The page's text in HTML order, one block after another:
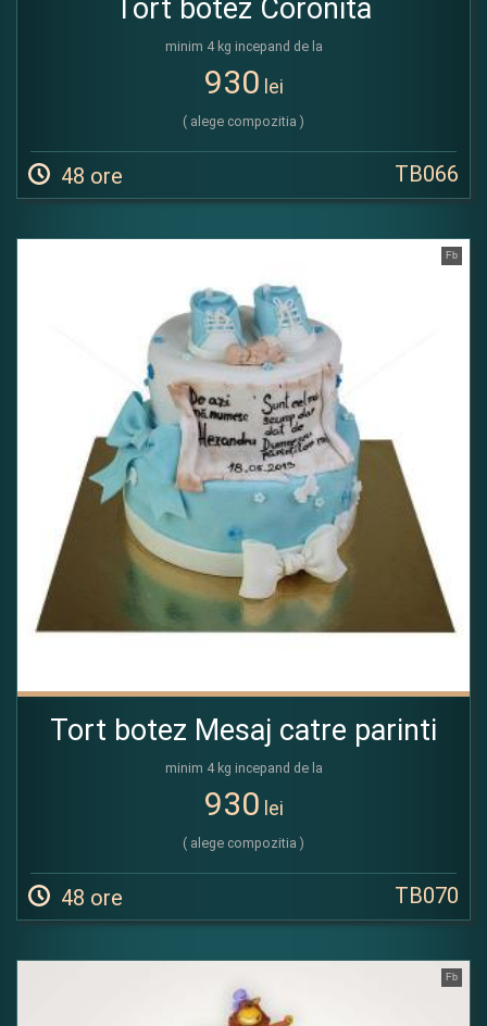
Tort botez Coronita
minim 4 kg incepand de la
930 lei
( alege compozitia )
48 ore TB066
Fb
Tort botez Mesaj catre parinti
minim 4 kg incepand de la
930 lei
( alege compozitia )
48 ore TB070
Fb